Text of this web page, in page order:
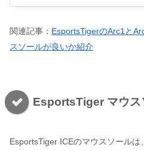
関連記事： EsportsTigerのArc1と
スソールが良いか紹介
EsportsTiger マウス
EsportsTiger ICEのマウスソール